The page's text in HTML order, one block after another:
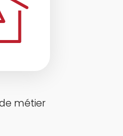
métier